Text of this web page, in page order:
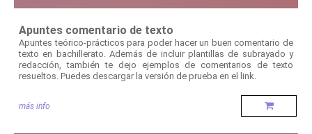
Apuntes comentario de texto
Apuntes teórico-prácticos para poder hacer un buen comentario de
texto en bachillerato. Además de incluir plantillas de subrayado y
redacción, también te dejo ejemplos de comentarios de texto
resueltos. Puedes descargar la versión de prueba en el link.
más info